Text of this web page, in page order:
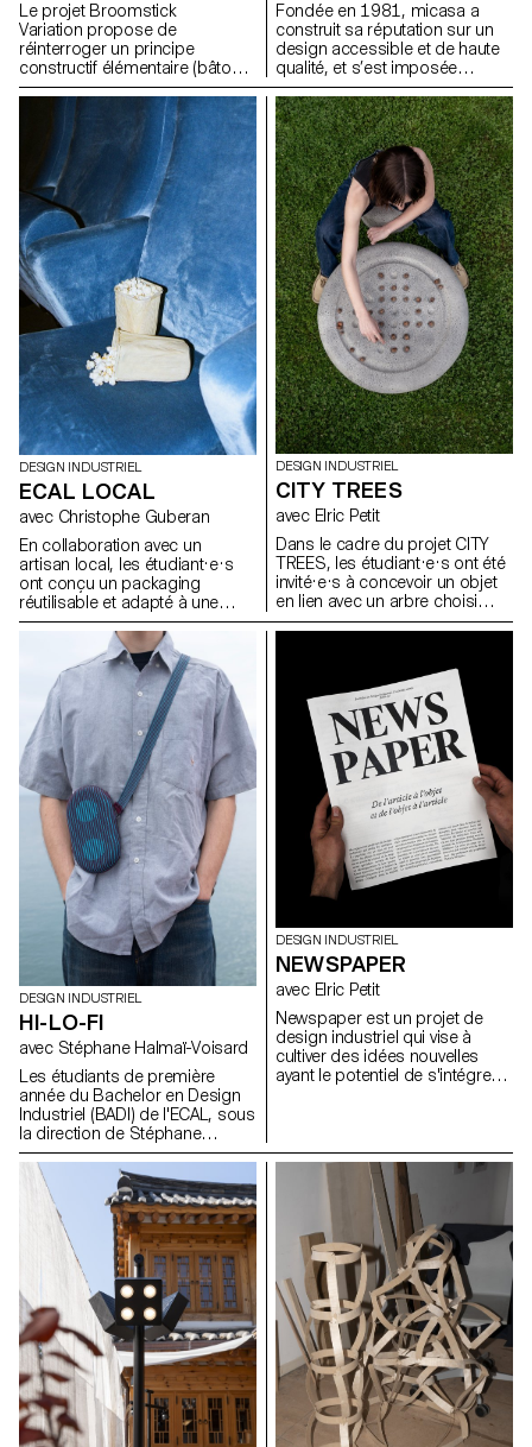
Le projet Broomstick
Variation propose de
réinterroger un principe
constructif élémentaire (bâtons,
assemblages visibles, structure
modulable) et d’explorer son
potentiel pour générer de
nouveaux objets et mobiliers
adaptés à des usages
contemporains. L’objectif est
de comprendre comment cette
logique de conception, pensée
comme accessible et
économique, peut être
actualisée face aux enjeux de
durabilité, de fonctionnalité et
d’esthétique.
Fondée en 1981, micasa a
construit sa réputation sur un
design accessible et de haute
qualité, et s’est imposée
comme leader en Suisse.
Fidèle à une approche du
design démocratique, pensée
pour s’intégrer naturellement au
quotidien, l’entreprise s’est
associée à l'ECAL pour
développer HOMEWORKS, une
collection limitée invitant une
nouvelle génération à repenser
la manière dont les espaces de
vie se façonnent et la façon
dont le design peut devenir une
présence active et porteuse de
sens dans les usages de tous
les jours.
DESIGN INDUSTRIEL
ECAL LOCAL
avec Christophe Guberan
En collaboration avec un
artisan local, les étudiant·e·s
ont conçu un packaging
réutilisable et adapté à une
production en série. Le projet
visait à valoriser un produit
alimentaire du quotidien tout en
répondant aux enjeux actuels
liés au transport, à la durabilité
et à la seconde vie des
emballages. L’intervention
devait être simple, fonctionnelle
et écologique, et proposer un
usage au-delà de la fonction
d’emballage initiale.
DESIGN INDUSTRIEL
CITY TREES
avec Elric Petit
Dans le cadre du projet CITY
TREES, les étudiant·e·s ont été
invité·e·s à concevoir un objet
en lien avec un arbre choisi
dans l’espace urbain
dendrologie, ils ont observé un
arbre existant et imaginé une
intervention discrète,
respectueuse et réversible. Le
projet devait mettre en valeur
les particularités du végétal tout
en s’intégrant dans son
environnement.
DESIGN INDUSTRIEL
HI-LO-FI
avec Stéphane Halmaï-Voisard
Les étudiants de première
année du Bachelor en Design
Industriel (BADI) de l'ECAL, sous
la direction de Stéphane
Halmaï-Voisard, responsable
du BADI, se sont lancés dans
un projet visant à concevoir
leurs propres interprétations
uniques d'une enceinte
Bluetooth. Ce projet a mis les
étudiants au défi de travailler de
manière créative dans les
contraintes d'un kit existant de
composants techniques, les
incitant à explorer des
approches innovantes en
termes de forme, de matérialité
et de fonctionnalité.
DESIGN INDUSTRIEL
NEWSPAPER
avec Elric Petit
Newspaper est un projet de
design industriel qui vise à
cultiver des idées nouvelles
ayant le potentiel de s'intégrer
direction d'Elric Petit, chaque
étudiant a eu la possibilité
d'explorer un sujet choisi, en
exprimant ses affinités et ses
intérêts personnels, ce qui a
permis d'améliorer l'expérience
globale du projet. Dans l'esprit
de la pluridisciplinarité, les
étudiants ont participé à un
atelier d'écriture avec un
journaliste professionnel, qui a
débouché sur 25 articles
rédigés par les étudiants sur
leurs projets individuels,
rassemblés dans un journal
imprimé.